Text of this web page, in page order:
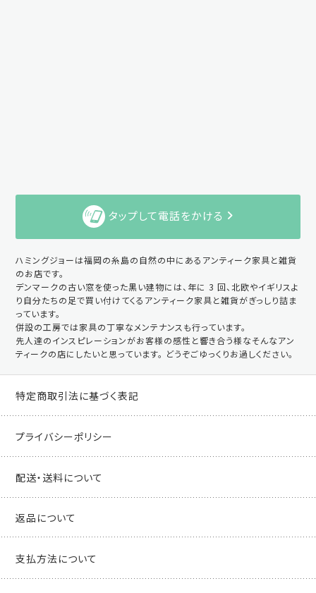
タップして電話をかける
ハミングジョーは福岡の糸島の自然の中にあるアンティーク家具と雑貨
のお店です。
デンマークの古い窓を使った黒い建物には、年に 3 回、北欧やイギリスよ
り自分たちの足で買い付けてくるアンティーク家具と雑貨がぎっしり詰ま
っています。
併設の工房では家具の丁寧なメンテナンスも行っています。
先人達のインスピレーションがお客様の感性と響き合う様なそんなアン
ティークの店にしたいと思っています。 どうぞごゆっくりお過しください。
特定商取引法に基づく表記
プライバシーポリシー
配送・送料について
返品について
支払方法について